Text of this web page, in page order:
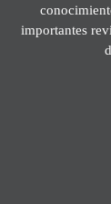
importantes